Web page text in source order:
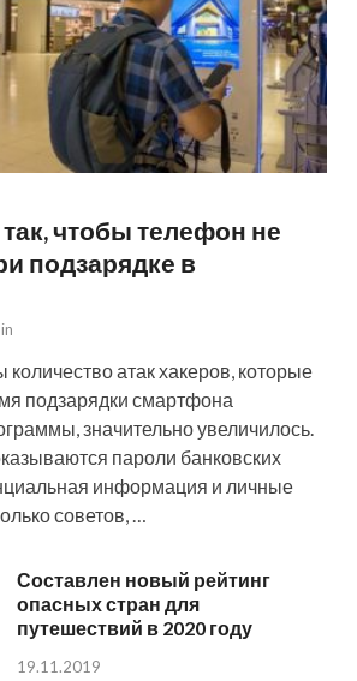
чтобы телефон не
подзарядке в
количество атак хакеров, которые
подзарядки смартфона
значительно увеличилось.
пароли банковских
информация и личные
советов, …
Составлен новый рейтинг
опасных стран для
путешествий в 2020 году
19.11.2019